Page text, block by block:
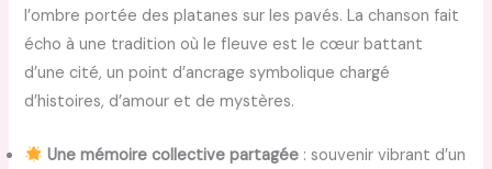
l’ombre portée des platanes sur les pavés. La chanson fait
écho à une tradition où le fleuve est le cœur battant
d’une cité, un point d’ancrage symbolique chargé
d’histoires, d’amour et de mystères.
Une mémoire collective partagée : souvenir vibrant d’un